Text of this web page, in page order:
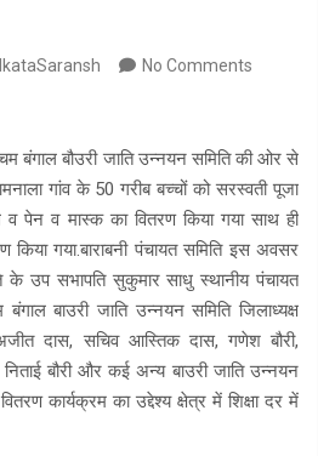
No Comments
बंगाल बौउरी जाति उन्नयन समिति की ओर से
गांव के 50 गरीब बच्चों को सरस्वती पूजा
पेन व मास्क का वितरण किया गया साथ ही
किया गया.बाराबनी पंचायत समिति इस अवसर
के उप सभापति सुकुमार साधु स्थानीय पंचायत
बाउरी जाति उन्नयन समिति जिलाध्यक्ष
दास, सचिव आस्तिक दास, गणेश बौरी,
निताई बौरी और कई अन्य बाउरी जाति उन्नयन
कार्यक्रम का उद्देश्य क्षेत्र में शिक्षा दर में